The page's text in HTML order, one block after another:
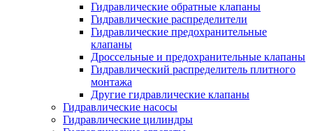
Гидравлические обратные клапаны
Гидравлические распределители
Гидравлические предохранительные
клапаны
Дроссельные и предохранительные клапаны
Гидравлический распределитель плитного
монтажа
Другие гидравлические клапаны
Гидравлические насосы
Гидравлические цилиндры